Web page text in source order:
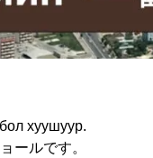
хуушуур.
ールです。